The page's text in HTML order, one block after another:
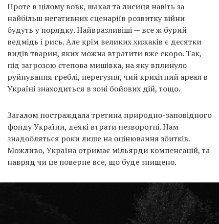
Проте в цілому вовк, шакал та лисиця навіть за
найбільш негативних сценаріїв розвитку війни
будуть у порядку. Найвразливіші — все ж бурий
ведмідь і рись. Але крім великих хижаків є десятки
видів тварин, яких можна втратити вже скоро. Так,
під загрозою степова мишівка, на яку вплинуло
руйнування греблі, перегузня, чий крихітний ареал в
Україні знаходиться в зоні бойових дій, тощо.
Загалом постраждала третина природно-заповідного
фонду України, деякі втрати незворотні. Нам
знадобляться роки лише на оцінювання збитків.
Можливо, Україна отримає мільярди компенсацій, та
навряд чи це поверне все, що буде знищено.